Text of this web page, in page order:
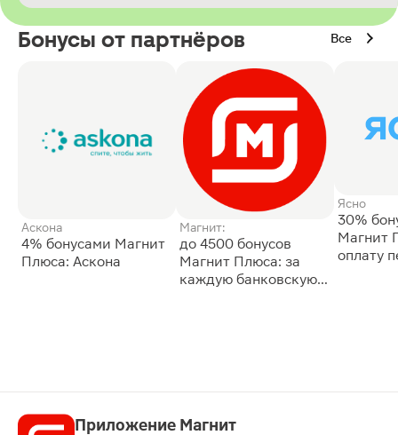
Бонусы от партнёров Все
Аскона
4% бонусами Магнит
Плюса: Аскона
Магнит:
до 4500 бонусов
Магнит Плюса: за
каждую банковскую
Ясно
30%
Магнит
оплату
Приложение Магнит